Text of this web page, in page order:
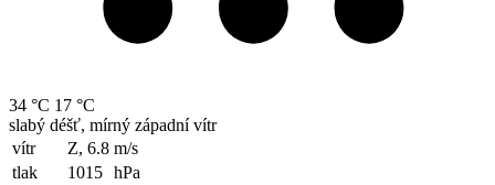
34 °C 17 °C
slabý déšť, mírný západní vítr
vítr
Z, 6.8 m/s
tlak
1015 hPa